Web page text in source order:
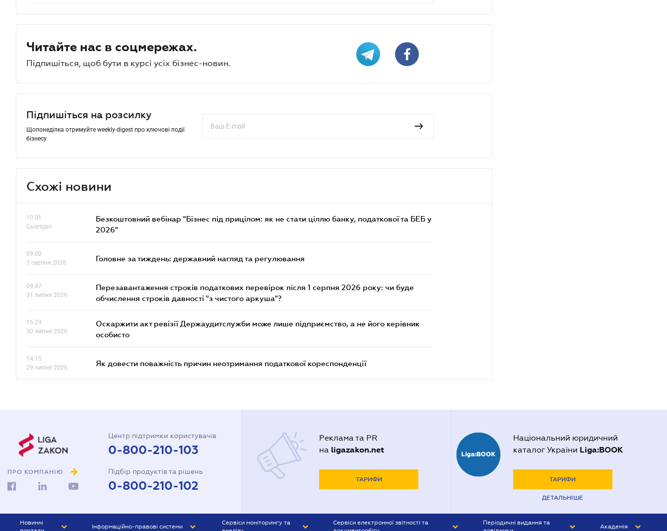
Читайте нас в соцмережах.
Підпишіться, щоб бути в курсі усіх бізнес-новин.
Підпишіться на розсилку
Щопонеділка отримуйте weekly-digest про ключові події
бізнесу
Схожі новини
10.01
Сьогодні
Безкоштовний вебінар "Бізнес під прицілом: як не стати ціллю банку, податкової та БЕБ у
2026"
09.00
3 серпня 2026
Головне за тиждень: державний нагляд та регулювання
09.47
31 липня 2026
Перезавантаження строків податкових перевірок після 1 серпня 2026 року: чи буде
обчислення строків давності "з чистого аркуша"?
15.29
30 липня 2026
Оскаржити акт ревізії Держаудитслужби може лише підприємство, а не його керівник
особисто
14.15
29 липня 2026
Як довести поважність причин неотримання податкової кореспонденції
ПРО КОМПАНІЮ
Центр підтримки користувачів
0-800-210-103
Підбір продуктів та рішень
0-800-210-102
Реклама та PR
на ligazakon.net
ТАРИФИ
Національний юридичний
каталог України Liga:BOOK
ТАРИФИ
ДЕТАЛЬНІШЕ
Новинні
Інформаційно-правові системи
Сервіси моніторингу та
Сервіси електронної звітності та
Періодичні видання та
Академія